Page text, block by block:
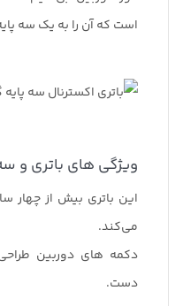
عنوان کنترل از راه
است که آن را به یک سه
ویژگی های باتری و
می‌کند.
دکمه های دوربین
دست.